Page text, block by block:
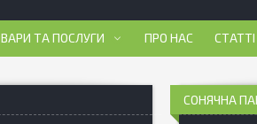
ТА ПОСЛУГИ ПРО НАС СТАТТІ
СОНЯЧНА